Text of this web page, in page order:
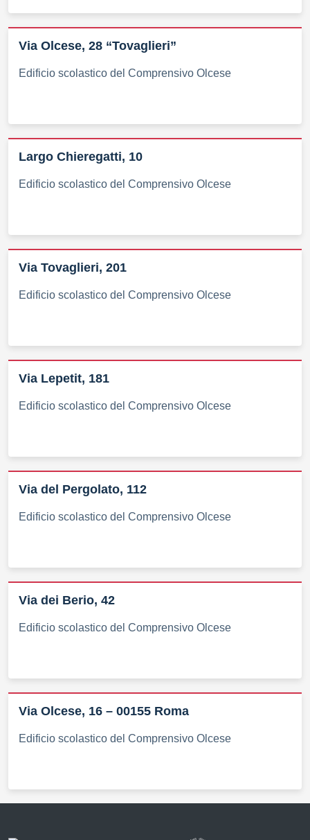
Via Olcese, 28 “Tovaglieri”
Edificio scolastico del Comprensivo Olcese
Largo Chieregatti, 10
Edificio scolastico del Comprensivo Olcese
Via Tovaglieri, 201
Edificio scolastico del Comprensivo Olcese
Via Lepetit, 181
Edificio scolastico del Comprensivo Olcese
Via del Pergolato, 112
Edificio scolastico del Comprensivo Olcese
Via dei Berio, 42
Edificio scolastico del Comprensivo Olcese
Via Olcese, 16 – 00155 Roma
Edificio scolastico del Comprensivo Olcese